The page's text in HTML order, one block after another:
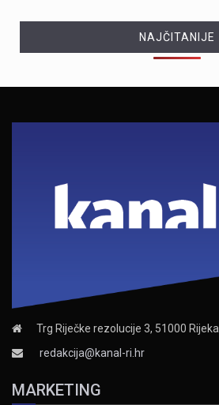
NAJČITANIJE
Trg Riječke rezolucije 3, 51000 Rijeka
redakcija@kanal-ri.hr
MARKETING